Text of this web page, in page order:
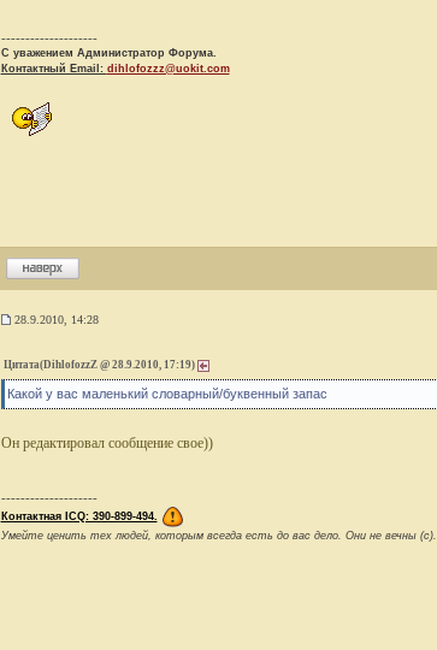
--------------------
С уважением Администратор Форума.
Контактный Email: dihlofozzz@uokit.com
28.9.2010, 14:28
Цитата(DihlofozzZ @ 28.9.2010, 17:19)
Какой у вас маленький словарный/буквенный запас
Он редактировал сообщение свое))
--------------------
Контактная ICQ: 390-899-494.
Умейте ценить тех людей, которым всегда есть до вас дело. Они не вечны (с).